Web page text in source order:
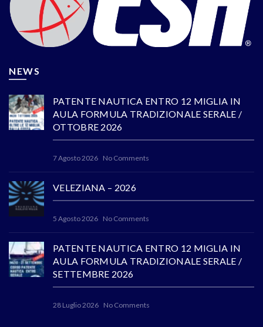
NEWS
PATENTE NAUTICA ENTRO 12 MIGLIA IN
AULA FORMULA TRADIZIONALE SERALE /
OTTOBRE 2026
7 Agosto 2026 No Comments
VELEZIANA – 2026
5 Agosto 2026 No Comments
PATENTE NAUTICA ENTRO 12 MIGLIA IN
AULA FORMULA TRADIZIONALE SERALE /
SETTEMBRE 2026
28 Luglio 2026 No Comments